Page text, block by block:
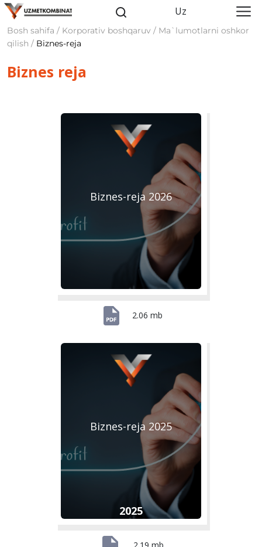
Uz
Bosh sahifa / Korporativ boshqaruv / Ma`lumotlarni oshkor
qilish / Biznes-reja
Biznes reja
Biznes-reja 2026
2.06 mb
Biznes-reja 2025
2025